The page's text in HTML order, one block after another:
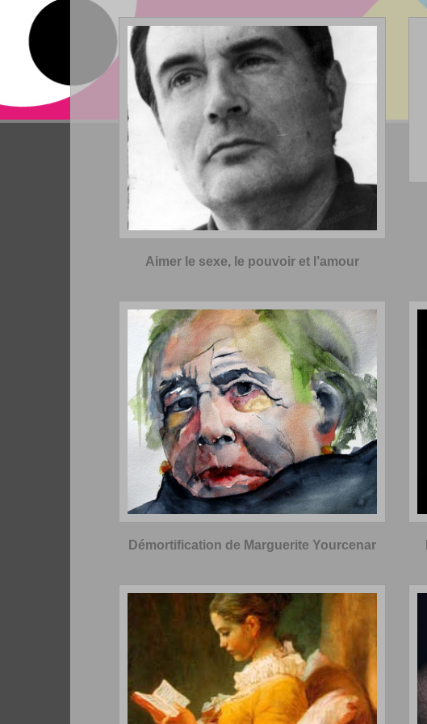
Aimer le sexe, le pouvoir et l’amour
Démortification de Marguerite Yourcenar